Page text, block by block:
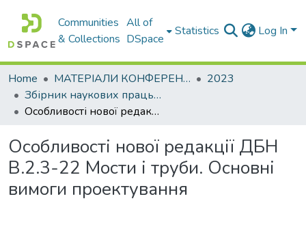
Communities
& Collections
All of
DSpace
Statistics Log In
Home МАТЕРІАЛИ КОНФЕРЕНЦІЙ
2023
Збірник наукових праць 85-ї міжнародної наукової конференції студентів університету. Секції «Мости, конструкції та будівельна механіка» і «Хімія та хімічні технології»
Особливості нової редакції ДБН В.2.3-22 Мости і труби. Основні вимоги проектування
Особливості нової редакції ДБН
В.2.3-22 Мости і труби. Основні
вимоги проектування